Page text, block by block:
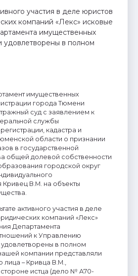
участия в деле юристов
компаний «Лекс» исковые
имущественных
в полном
имущественных
города Тюмени
суд с заявлением к
службы
кадастра и
области о признании
в государственной
общей долевой собственности
городской округ
В.М. на объекты
активного участия в деле
компаний «Лекс»
Департамента
к Управлению
в полном
компании представляли
лица – Кривца В.М.,
истца (дело № А70-